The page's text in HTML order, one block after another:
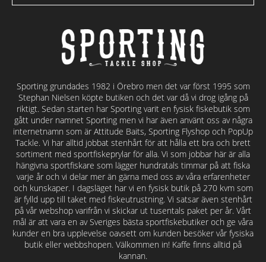
Sporting grundades 1982 i Örebro men det var först 1995 som
Stephan Nielsen köpte butiken och det var då vi drog igång på
riktigt. Sedan starten har Sporting varit en fysisk fiskebutik som
gått under namnet Sporting men vi har även använt oss av några
internetnamn som är Attitude Baits, Sporting Flyshop och PopUp
Tackle. Vi har alltid jobbat stenhårt för att hålla ett bra och brett
sortiment med sportfiskeprylar för alla. Vi som jobbar här är alla
hängivna sportfiskare som lägger hundratals timmar på att fiska
varje år och vi delar mer än gärna med oss av våra erfarenheter
och kunskaper. I dagsläget har vi en fysisk butik på 270 kvm som
är fylld upp till taket med fiskeutrustning. Vi satsar även stenhårt
på vår webshop varifrån vi skickar ut tusentals paket per år. Vårt
mål är att vara en av Sveriges bästa sportfiskebutiker och ge våra
kunder en bra upplevelse oavsett om kunden besöker vår fysiska
butik eller webbshopen. Välkommen in! Kaffe finns alltid på
kannan.